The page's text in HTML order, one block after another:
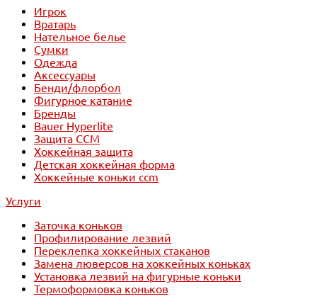
Игрок
Вратарь
Нательное белье
Сумки
Одежда
Аксессуары
Бенди/флорбол
Фигурное катание
Бренды
Bauer Hyperlite
Защита CCM
Хоккейная защита
Детская хоккейная форма
Хоккейные коньки ccm
Услуги
Заточка коньков
Профилирование лезвий
Переклепка хоккейных стаканов
Замена люверсов на хоккейных коньках
Установка лезвий на фигурные коньки
Термоформовка коньков